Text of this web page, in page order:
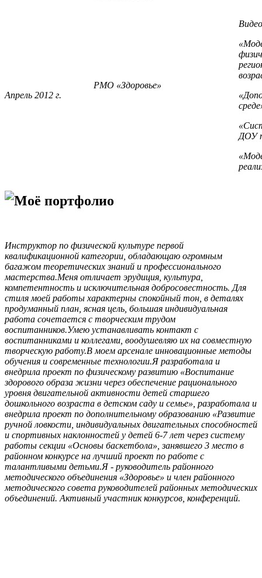
Апрель 2012 г.
РМО «Здоровье»
ДОУ
Моё портфолио
Инструктор по физической культуре первой
квалификационной категории, обладающаю огромным
багажом теоретических знаний и профессионального
мастерства.Меня отличает эрудиция, культура,
компетентность и исключительная добросовестность. Для
стиля моей работы характерны спокойный тон, в деталях
продуманный план, ясная цель, большая индивидуальная
работа сочетается с творческим трудом
воспитанников.Умею устанавливать контакт с
воспитанниками и коллегами, воодушевляю их на совместную
творческую работу.В моем арсенале инновационные методы
обучения и современные технологии.Я разработала и
внедрила проект по физическому развитию «Воспитание
здорового образа жизни через обеспечение рационального
уровня двигательной активности детей старшего
дошкольного возраста в детском саду и семье», разработала и
внедрила проект по дополнительному образованию «Развитие
ручной ловкости, индивидуальных двигательных способностей
и спортивных наклонностей у детей 6-7 лет через систему
работы секции «Основы баскетбола», занявшего 3 место в
районном конкурсе на лучший проект по работе с
талантливыми детьми.Я - руководитель районного
методического объединения «Здоровье» и член районного
методического совета руководителей районных методических
объединений. Активный участник конкурсов, конференций.